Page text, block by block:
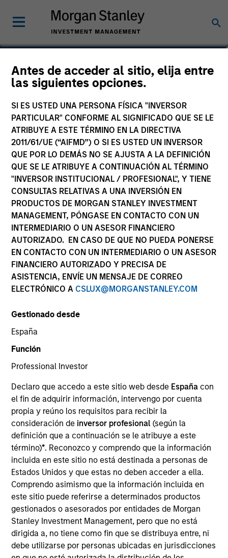
Antes de acceder al sitio, elija entre
las siguientes opciones.
SI ES USTED UNA PERSONA FÍSICA "INVERSOR
PARTICULAR" CONFORME AL SIGNIFICADO QUE SE LE
ATRIBUYE A ESTE TÉRMINO EN LA DIRECTIVA
2011/61/UE (“AIFMD”) O SI ES USTED UN INVERSOR
QUE POR LO DEMÁS NO SE AJUSTA A LA DEFINICIÓN
QUE SE LE ATRIBUYE A CONTINUACIÓN AL TÉRMINO
"INVERSOR INSTITUCIONAL / PROFESIONAL", Y TIENE
CONSULTAS RELATIVAS A UNA INVERSIÓN EN
PRODUCTOS DE MORGAN STANLEY INVESTMENT
MANAGEMENT, PÓNGASE EN CONTACTO CON UN
INTERMEDIARIO O UN ASESOR FINANCIERO
AUTORIZADO. EN CASO DE QUE NO PUEDA PONERSE
EN CONTACTO CON UN INTERMEDIARIO O UN ASESOR
FINANCIERO AUTORIZADO Y PRECISA DE
ASISTENCIA, ENVÍE UN MENSAJE DE CORREO
ELECTRÓNICO A CSLUX@MORGANSTANLEY.COM
Gestionado desde
España
Función
Professional Investor
Declaro que accedo a este sitio web desde España con
el fin de adquirir información, intervengo por cuenta
propia y reúno los requisitos para recibir la
consideración de inversor profesional(según la
definición que a continuación se le atribuye a este
término)*. Reconozco y comprendo que la información
incluida en este sitio no está destinada a personas de
Estados Unidos y que estas no deben acceder a ella.
Comprendo asimismo que la información incluida en
este sitio puede referirse a determinados productos
gestionados o asesorados por entidades de Morgan
Stanley Investment Management, pero que no está
dirigida a, no tiene como fin que se distribuya entre, ni
debe utilizarse por personas ubicadas en jurisdicciones
Akbar A. Causer
Managing Director
YEARS OF INDUSTRY EXPERIENCE
EQUIPO
Emerging Markets Debt Team
Akbar Causer is a portfolio manager on the
Emerging Markets team. He is responsible for buy
and sell decisions, portfolio construction, and risk
management for the team’s emerging markets
strategies. He joined Eaton Vance in 2017. Morgan
Stanley acquired Eaton Vance in March 2021. Akbar
began his career in the investment industry in
2005. Before joining Eaton Vance, he was a Senior
Analyst at DDJ Capital Management. Previously, he